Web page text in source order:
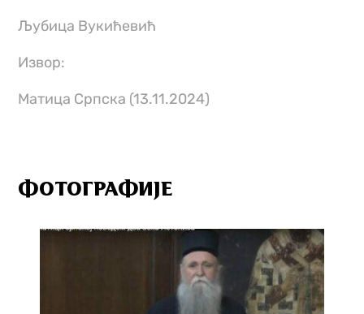
Љубица Вукићевић
Извор:
Матица Српска (13.11.2024)
ФОТОГРАФИЈЕ